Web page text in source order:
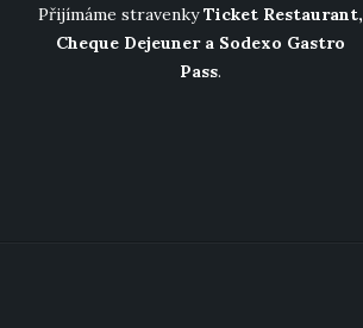
Přijímáme stravenkyTicket Restaurant,
Cheque Dejeuner a Sodexo Gastro
Pass.